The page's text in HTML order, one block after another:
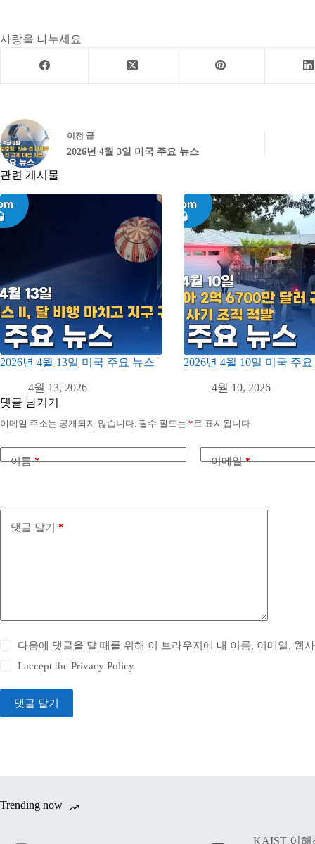
사랑을 나누세요
이전 글
2026년 4월 3일 미국 주요 뉴스
관련 게시물
2026년 4월 13일 미국 주요 뉴스
4월 13, 2026
2026년 4월 10일 미국 주
4월 10, 2026
댓글 남기기
이메일 주소는 공개되지 않습니다. 필수 필드는 *로 표시됩니다
이름* 이메일*
댓글 달기 *
다음에 댓글을 달 때를 위해 이 브라우저에 내 이름, 이메일, 웹
I accept thePrivacy Policy
댓글 달기
Trending now
KAIST 이해